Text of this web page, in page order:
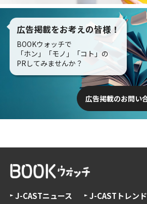
広告掲載をお考えの皆様！
BOOKウォッチで
「ホン」「モノ」「コト」の
PRしてみませんか？
広告掲載のお問い
J-CASTニュース
J-CASTトレンド